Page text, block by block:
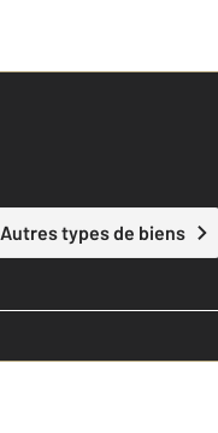
Autres types de biens